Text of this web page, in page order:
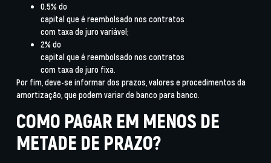
0.5% do
capital que é reembolsado nos contratos
com taxa de juro variável;
2% do
capital que é reembolsado nos contratos
com taxa de juro fixa.
Por fim, deve-se informar dos prazos, valores e procedimentos da
amortização, que podem variar de banco para banco.
COMO PAGAR EM MENOS DE
METADE DE PRAZO?